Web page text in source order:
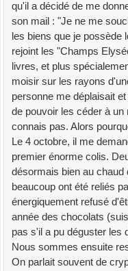
qu'il a décidé de me
son mail : "Je ne me
les biens que je possède
rejoint les "Champs
livres, et plus
moisir sur les rayons
personne me déplaisait
de pouvoir les céder à
connais pas. Alors
Le 4 octobre, il me
premier énorme colis.
désormais bien au chaud
beaucoup ont été reliés
énergiquement refusé
année des chocolats
pas s'il a pu déguster les
Nous sommes ensuite
On parlait souvent de